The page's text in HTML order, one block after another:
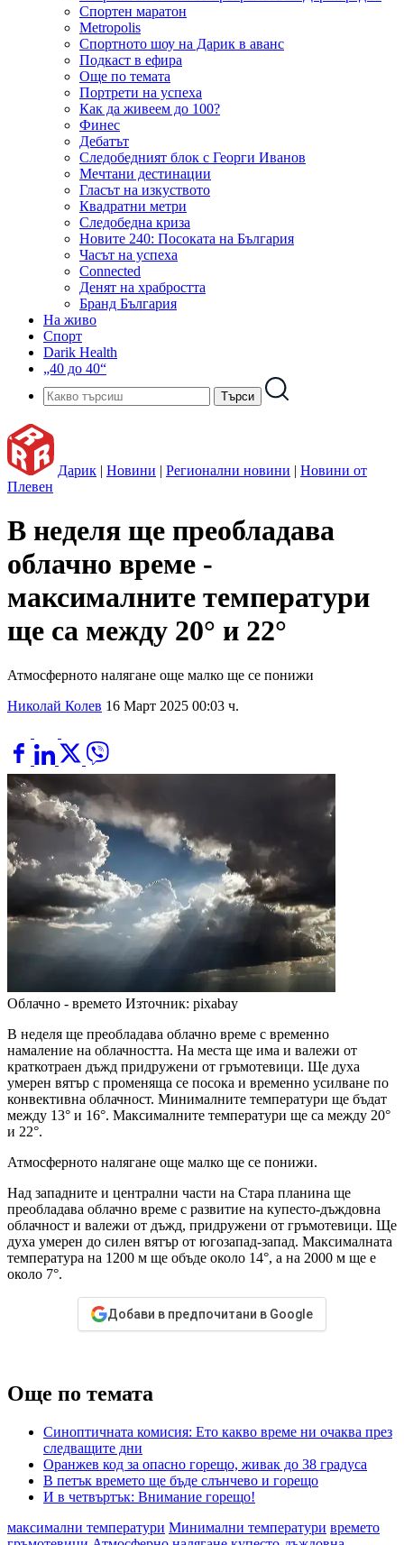
Спортен маратон
Metropolis
Спортното шоу на Дарик в аванс
Подкаст в ефира
Още по темата
Портрети на успеха
Как да живеем до 100?
Финес
Дебатът
Следобедният блок с Георги Иванов
Мечтани дестинации
Гласът на изкуството
Квадратни метри
Следобедна криза
Новите 240: Посоката на България
Часът на успеха
Connected
Денят на храбростта
Бранд България
На живо
Спорт
Darik Health
„40 до 40“
Дарик | Новини | Регионални новини | Новини от
Плевен
В неделя ще преобладава
облачно време -
максималните температури
ще са между 20° и 22°
Атмосферното налягане още малко ще се понижи
Николай Колев 16 Март 2025 00:03 ч.
Облачно - времето Източник: pixabay
В неделя ще преобладава облачно време с временно
намаление на облачността. На места ще има и валежи от
краткотраен дъжд придружени от гръмотевици. Ще духа
умерен вятър с променяща се посока и временно усилване по
конвективна облачност. Минималните температури ще бъдат
между 13° и 16°. Максималните температури ще са между 20°
и 22°.
Атмосферното налягане още малко ще се понижи.
Над западните и централни части на Стара планина ще
преобладава облачно време с развитие на купесто-дъждовна
облачност и валежи от дъжд, придружени от гръмотевици. Ще
духа умерен до силен вятър от югозапад-запад. Максималната
температура на 1200 м ще объде около 14°, а на 2000 м ще е
около 7°.
Добави в предпочитани в Google
Още по темата
Синоптичната комисия: Ето какво време ни очаква през
следващите дни
Оранжев код за опасно горещо, живак до 38 градуса
В петък времето ще бъде слънчево и горещо
И в четвъртък: Внимание горещо!
максимални температури Минимални температури времето